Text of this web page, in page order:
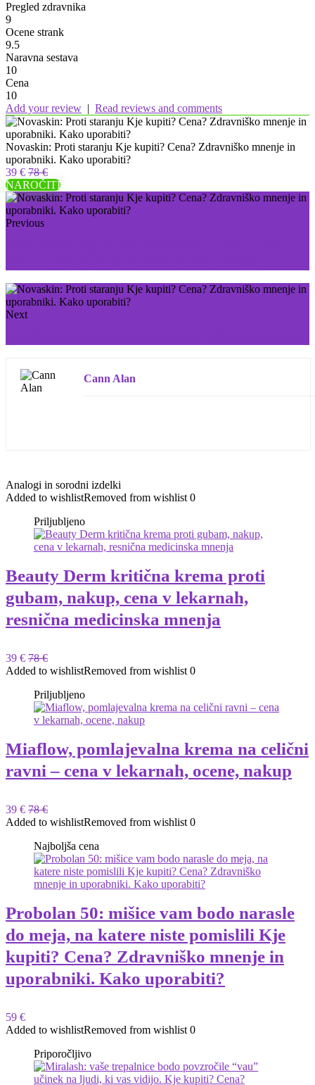
Pregled zdravnika
9
Ocene strank
9.5
Naravna sestava
10
Cena
10
Add your review | Read reviews and comments
Novaskin: Proti staranju Kje kupiti? Cena? Zdravniško mnenje in
uporabniki. Kako uporabiti?
39 € 78 €
NAROČITI
Previous
Next
Cann Alan
Analogi in sorodni izdelki
Added to wishlistRemoved from wishlist 0
Priljubljeno
Beauty Derm kritična krema proti
gubam, nakup, cena v lekarnah,
resnična medicinska mnenja
39 € 78 €
Added to wishlistRemoved from wishlist 0
Priljubljeno
Miaflow, pomlajevalna krema na celični
ravni – cena v lekarnah, ocene, nakup
39 € 78 €
Added to wishlistRemoved from wishlist 0
Najboljša cena
Probolan 50: mišice vam bodo narasle
do meja, na katere niste pomislili Kje
kupiti? Cena? Zdravniško mnenje in
uporabniki. Kako uporabiti?
59 €
Added to wishlistRemoved from wishlist 0
Priporočljivo